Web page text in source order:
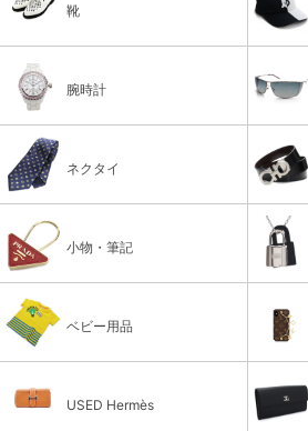
靴
腕時計
ネクタイ
小物・筆記
ベビー用品
USED Hermès